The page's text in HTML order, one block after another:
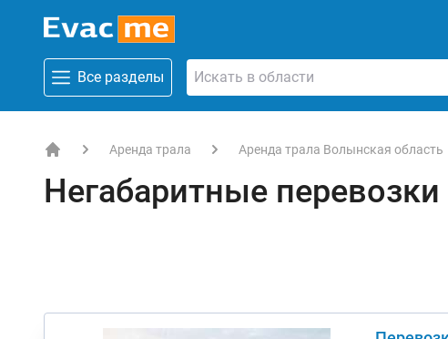
Все разделы
Аренда трала Аренда трала Волынская область
Негабаритные